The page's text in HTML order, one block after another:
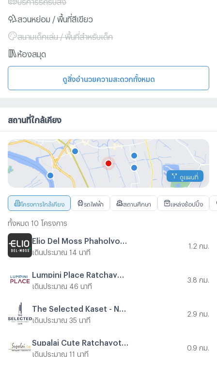
สวนหย่อม / พื้นที่สีเขียว
สนามเด็กเล่น / พื้นที่สำหรับเด็ก
ห้องสมุด
ดูสิ่งอำนวยความสะดวกทั้งหมด
สถานที่ใกล้เคียง
ดูแผนที่
โครงการใกล้เคียง รถไฟฟ้า สถานศึกษา แหล่งช้อปปิ้ง
ทั้งหมด 10 โครงการ
เดินประมาณ 14 นาที
1.2 กม.
เดินประมาณ 46 นาที
3.8 กม.
เดินประมาณ 35 นาที
2.9 กม.
เดินประมาณ 11 นาที
0.9 กม.